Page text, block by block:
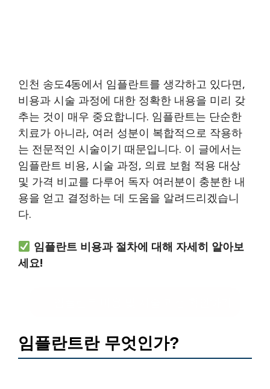
인천 송도4동에서 임플란트를 생각하고 있다면,
비용과 시술 과정에 대한 정확한 내용을 미리 갖
추는 것이 매우 중요합니다. 임플란트는 단순한
치료가 아니라, 여러 성분이 복합적으로 작용하
는 전문적인 시술이기 때문입니다. 이 글에서는
임플란트 비용, 시술 과정, 의료 보험 적용 대상
및 가격 비교를 다루어 독자 여러분이 충분한 내
용을 얻고 결정하는 데 도움을 알려드리겠습니
다.
임플란트 비용과 절차에 대해 자세히 알아보
세요!
임플란트란 무엇인가?